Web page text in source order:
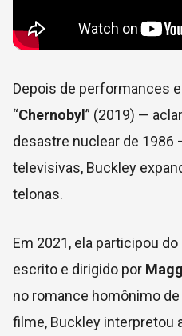
Depois de performances
“Chernobyl ” (2019) —
desastre nuclear de
televisivas, Buckley
telonas.
Em 2021, ela participou do
escrito e dirigido por
no romance homônimo de
filme, Buckley interpretou